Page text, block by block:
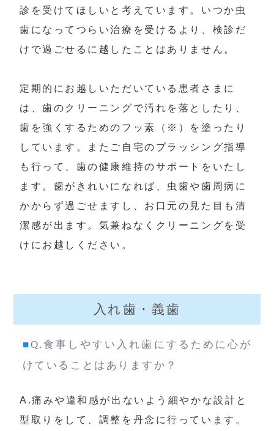
診を受けてほしいと考えています。いつか虫
歯になってつらい治療を受けるより、検診だ
けで過ごせるに越したことはありません。
定期的にお越しいただいている患者さまに
は、歯のクリーニングで汚れを落としたり、
歯を強くするためのフッ素（※）を塗ったり
しています。またご自宅のブラッシング指導
も行って、歯の健康維持のサポートをいたし
ます。歯がきれいになれば、虫歯や歯周病に
かからず過ごせますし、お口元の見た目も清
潔感が出ます。気兼ねなくクリーニングを受
けにお越しください。
入れ歯・義歯
■Q.食事しやすい入れ歯にするために心が
けていることはありますか？
A.痛みや違和感が出ないよう細やかな設計と
型取りをして、調整を丹念に行っています。